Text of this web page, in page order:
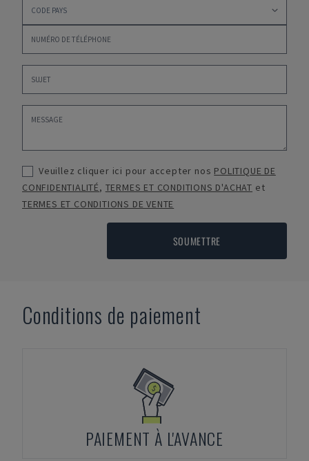
Veuillez cliquer ici pour accepter nos POLITIQUE DE
CONFIDENTIALITÉ, TERMES ET CONDITIONS D'ACHAT et
TERMES ET CONDITIONS DE VENTE
SOUMETTRE
Conditions de paiement
PAIEMENT À L'AVANCE